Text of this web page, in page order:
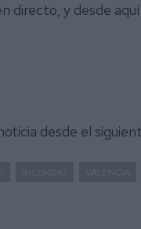
directo, y desde
desde el